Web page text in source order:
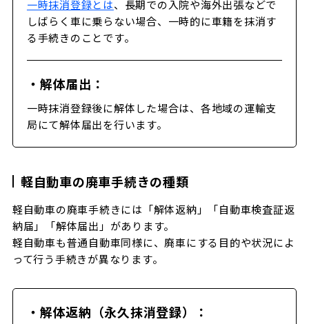
一時抹消登録とは、長期での入院や海外出張などで
しばらく車に乗らない場合、一時的に車籍を抹消す
る手続きのことです。
・解体届出：
一時抹消登録後に解体した場合は、各地域の運輸支
局にて解体届出を行います。
軽自動車の廃車手続きの種類
軽自動車の廃車手続きには「解体返納」「自動車検査証返
納届」「解体届出」があります。
軽自動車も普通自動車同様に、廃車にする目的や状況によ
って行う手続きが異なります。
・解体返納（永久抹消登録）：